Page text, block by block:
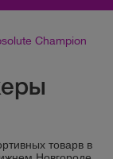
Champion
товарв в